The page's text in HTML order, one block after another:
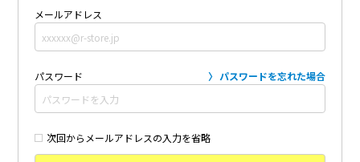
メールアドレス
パスワード パスワードを忘れた場合
次回からメールアドレスの入力を省略